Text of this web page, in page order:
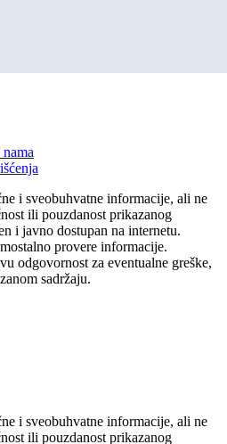
i sveobuhvatne informacije, ali ne
ili pouzdanost prikazanog
i javno dostupan na internetu.
provere informacije.
odgovornost za eventualne greške,
sadržaju.
i sveobuhvatne informacije, ali ne
ili pouzdanost prikazanog